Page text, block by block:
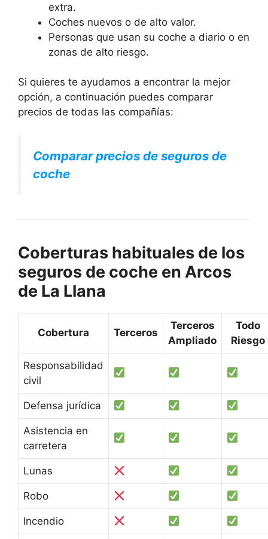
extra.
Coches nuevos o de alto valor.
Personas que usan su coche a diario o en
zonas de alto riesgo.
Si quieres te ayudamos a encontrar la mejor
opción, a continuación puedes comparar
precios de todas las compañías:
Comparar precios de seguros de
coche
Coberturas habituales de los
seguros de coche en Arcos
de La Llana
Cobertura Terceros
Terceros
Ampliado
Todo
Riesgo
Responsabilidad
civil
Defensa jurídica
Asistencia en
carretera
Lunas
Robo
Incendio